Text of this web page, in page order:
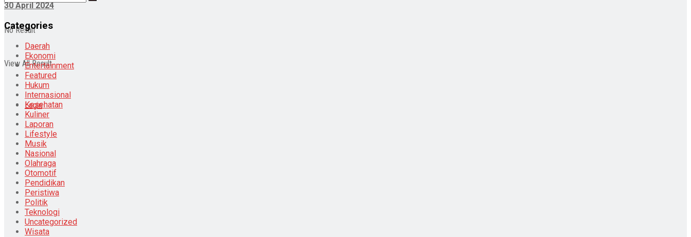
No Result
View All Result
Login
30 April 2024
Categories
Daerah
Ekonomi
Entertainment
Featured
Hukum
Internasional
Kesehatan
Kuliner
Laporan
Lifestyle
Musik
Nasional
Olahraga
Otomotif
Pendidikan
Peristiwa
Politik
Teknologi
Uncategorized
Wisata